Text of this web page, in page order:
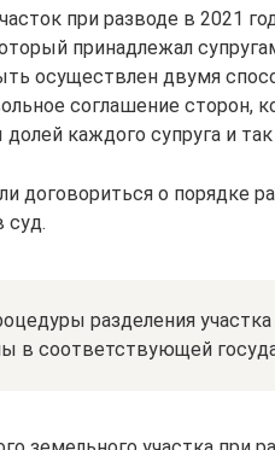
при разводе в 2021
принадлежал
осуществлен двумя
соглашение сторон,
каждого супруга и так
договориться о порядке
суд.
разделения
в соответствующей